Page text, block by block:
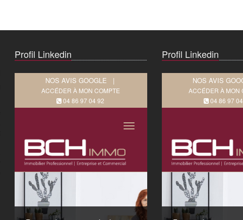
Profil Linkedin Profil Linkedin